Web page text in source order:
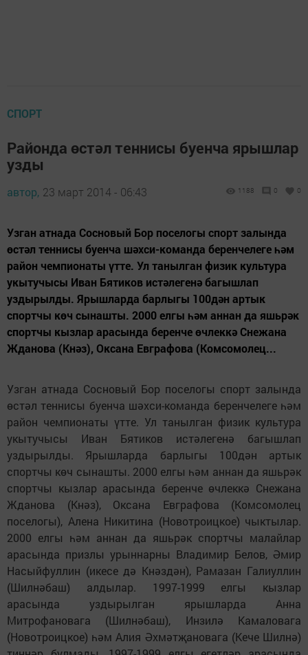
СПОРТ
Районда өстәл теннисы буенча ярышлар
узды
автор, 23 март 2014 - 06:43 1188 0 0
Узган атнада Сосновый Бор поселогы спорт залында
өстәл теннисы буенча шәхси-команда беренчелеге һәм
район чемпионаты үтте. Ул танылган физик культура
укытучысы Иван Бятиков истәлегенә багышлап
уздырылды. Ярышларда барлыгы 100дән артык
спортчы көч сынашты. 2000 елгы һәм аннан да яшьрәк
спортчы кызлар арасында беренче өчлеккә Снежана
Жданова (Кнәз), Оксана Евграфова (Комсомолец...
Узган атнада Сосновый Бор поселогы спорт залында
өстәл теннисы буенча шәхси-команда беренчелеге һәм
район чемпионаты үтте. Ул танылган физик культура
укытучысы Иван Бятиков истәлегенә багышлап
уздырылды. Ярышларда барлыгы 100дән артык
спортчы көч сынашты. 2000 елгы һәм аннан да яшьрәк
спортчы кызлар арасында беренче өчлеккә Снежана
Жданова (Кнәз), Оксана Евграфова (Комсомолец
поселогы), Алена Никитина (Новотроицкое) чыктылар.
2000 елгы һәм аннан да яшьрәк спортчы малайлар
арасында призлы урыннарны Владимир Белов, Әмир
Насыйфуллин (икесе дә Кнәздән), Рамазан Галиуллин
(Шилнәбаш) алдылар. 1997-1999 елгы кызлар
арасында уздырылган ярышларда Анна
Митрофановага (Шилнәбаш), Инзилә Камаловага
(Новотроицкое) һәм Алия Әхмәтҗановага (Кече Шилнә)